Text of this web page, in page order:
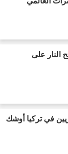
على
في تركيا أوشك